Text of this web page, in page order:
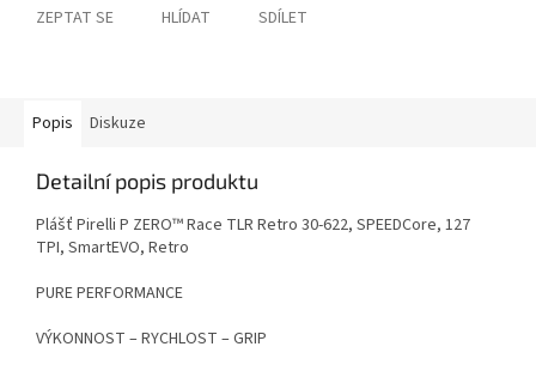
ZEPTAT SE HLÍDAT SDÍLET
Popis Diskuze
Detailní popis produktu
Plášť Pirelli P ZERO™ Race TLR Retro 30-622, SPEEDCore, 127
TPI, SmartEVO, Retro
PURE PERFORMANCE
VÝKONNOST – RYCHLOST – GRIP